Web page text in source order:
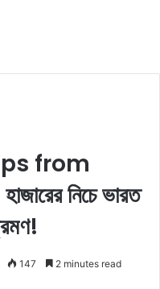
from
নিচে ভারত
147 2 minutes read